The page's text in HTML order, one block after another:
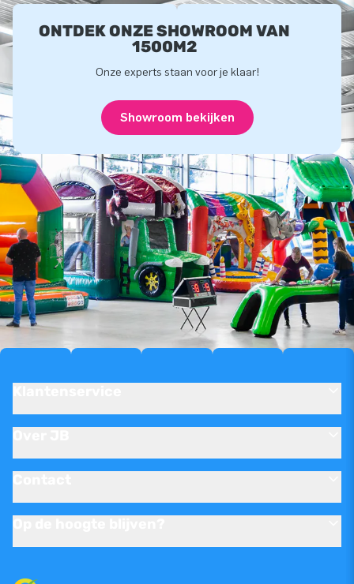
ONTDEK ONZE SHOWROOM VAN
1500M2
Onze experts staan voor je klaar!
Showroom bekijken